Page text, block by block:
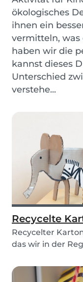
ökologisches
ihnen ein
vermitteln, was
haben wir die
kannst dieses
Unterschied
verstehe...
Recycelte
Recycelter
das wir in der